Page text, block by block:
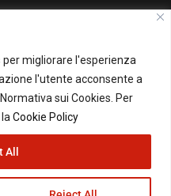
migliorare l'esperienza
l'utente acconsente a
sui Cookies. Per
Cookie Policy
All
PUBBLICITA'
pubblicità su questo Blog:
pubblicita@beppegrillo.it
All Rights Reserved - Powered by